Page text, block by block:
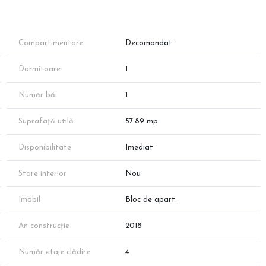
Compartimentare Decomandat
Dormitoare
Număr băi
Suprafață utilă 57.89 mp
Disponibilitate Imediat
Stare interior Nou
Imobil Bloc de apart.
An construcție 2018
Număr etaje clădire 4